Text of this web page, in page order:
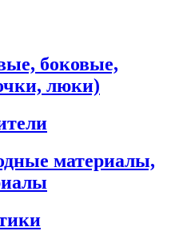
боковые,
люки)
материалы,